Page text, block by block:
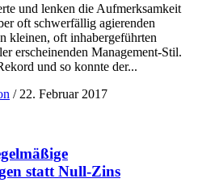
und lenken die Aufmerksamkeit
oft schwerfällig agierenden
kleinen, oft inhabergeführten
erscheinenden Management-Stil.
und so konnte der...
/ 22. Februar 2017
statt Null-Zins